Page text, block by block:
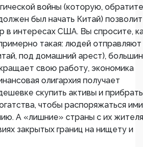
войны (которую, обратите
был начать Китай) позволит
в интересах США. Вы спросите,
такая: людей отправляют
под домашний арест),
свою работу, экономика
олигархия получает
скупить активы и
чтобы распоряжаться
А «лишние» страны с их
закрытых границ на нищету и